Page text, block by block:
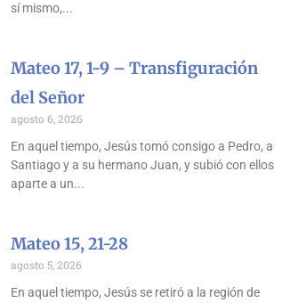
sí mismo,
Mateo 17, 1-9 – Transfiguración
del Señor
agosto 6, 2026
En aquel tiempo, Jesús tomó consigo a Pedro, a
Santiago y a su hermano Juan, y subió con ellos
aparte a un
Mateo 15, 21-28
agosto 5, 2026
En aquel tiempo, Jesús se retiró a la región de